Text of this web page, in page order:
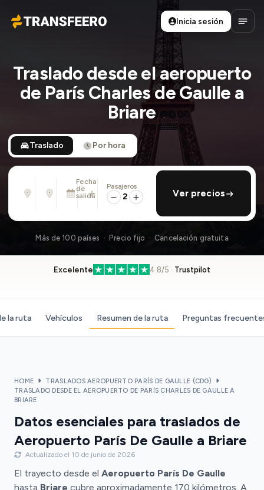
Transfeero
Inicia sesión
Abrir
Traslado desde el aeropuerto
de París Charles de Gaulle a
Briare
Traslado Por hora
Desde
Dirección, aeropuerto, hotel, ...
Hasta
Dirección, aeropuerto, hotel, ...
Fecha
de
salida
Sáb., 8 Ago. · 01:45 PM
añadir regreso
Pasajeros
2 Ver precios
Más de 100 países · Precio fijo · Cancelación gratuita
Excelente 4.8/5 · Trustpilot
la ruta Vehículos Resumen de la ruta Preguntas
HOME
TRASLADOS AEROPUERTO PARÍS DE GAULLE (CDG)
TRASLADO DESDE EL AEROPUERTO DE PARÍS CHARLES DE GAULLE A
BRIARE
Datos esenciales para traslados de
Aeropuerto París De Gaulle a Briare
Actualizado el 10 de junio de 2026
El trayecto desde el Aeropuerto París De Gaulle
hasta Briare cubre aproximadamente 170 kilómetros. A